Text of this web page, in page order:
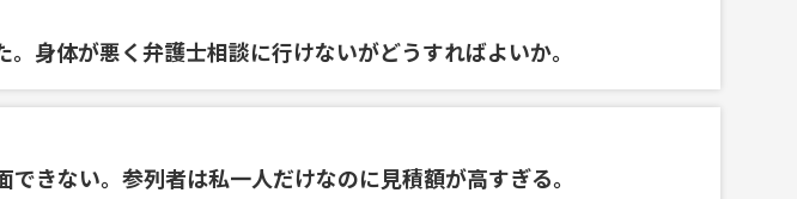
身体が悪く弁護士相談に行けないがどうすればよいか。
きない。参列者は私一人だけなのに見積額が高すぎる。